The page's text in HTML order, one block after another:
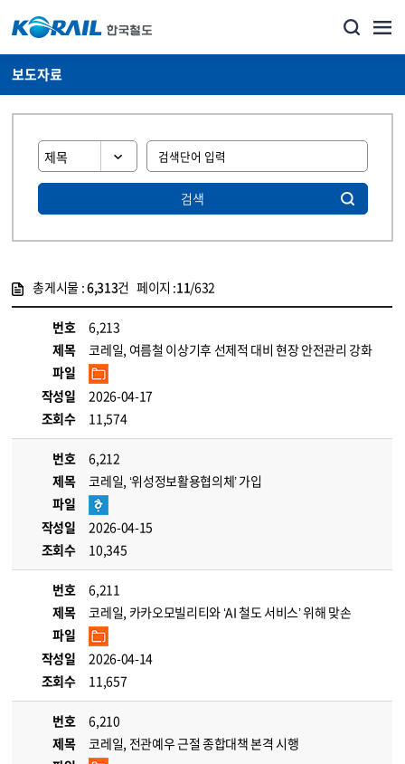
보도자료
검색
총게시물 :6,313건 페이지 :11/632
번호
6,213
제목
코레일, 여름철 이상기후 선제적 대비 현장 안전관리 강화
파일
작성일
2026-04-17
조회수
11,574
번호
6,212
제목
코레일, ‘위성정보활용협의체’ 가입
파일
작성일
2026-04-15
조회수
10,345
번호
6,211
제목
코레일, 카카오모빌리티와 ‘AI 철도 서비스’ 위해 맞손
파일
작성일
2026-04-14
조회수
11,657
번호
6,210
제목
코레일, 전관예우 근절 종합대책 본격 시행